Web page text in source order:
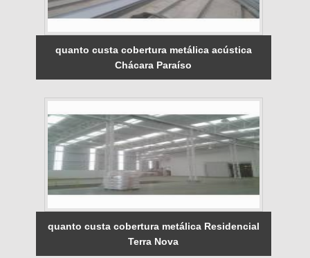
quanto custa cobertura metálica acústica
Chácara Paraíso
quanto custa cobertura metálica Residencial
Terra Nova